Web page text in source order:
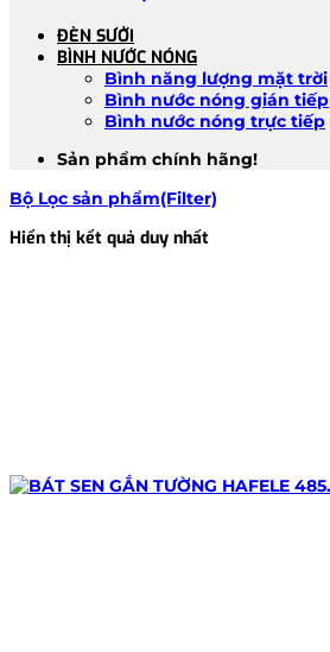
ĐÈN SƯỞI
BÌNH NƯỚC NÓNG
Bình năng lượng mặt trời
Bình nước nóng gián tiếp
Bình nước nóng trực tiếp
Sản phẩm chính hãng!
Bộ Lọc sản phẩm(Filter)
Hiển thị kết quả duy nhất